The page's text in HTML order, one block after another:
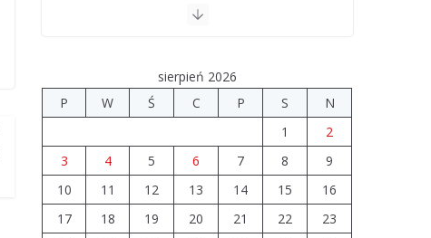
Podwyżka mimo
04.08.2026
Upały groźne dla
zwierząt. Weterynaria
apeluje
04.08.2026
sierpień 2026
P
W Ś C P S
N
1
2
3
4 5 6 7 8
9
10
11 12 13 14 15
16
17
18 19 20 21 22
23